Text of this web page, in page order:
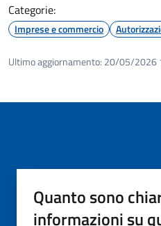
Categorie:
Imprese e commercio
Ultimo aggiornamento: 20/05/2026
Quanto sono
informazioni su